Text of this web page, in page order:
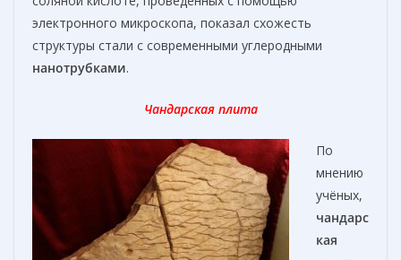
электронного микроскопа, показал схожесть
структуры стали с современными углеродными
нанотрубками.
Чандарская плита
По
мнению
учёных,
чандарс
кая